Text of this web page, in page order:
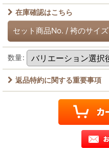
在庫確認はこちら
セット商品No. / 袴のサイズ
数量:
返品特約に関する重要事項